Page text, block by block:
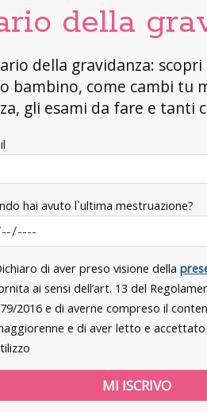
della
della gravidanza:
bambino, come cambi tu
gli esami da fare e tanti
hai avuto l`ultima mestruazione?
di aver preso visione della
ai sensi dell’art. 13 del
2016 e di averne compreso il
e di aver letto e accettato